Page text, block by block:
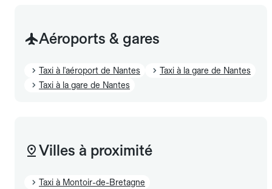
Aéroports & gares
Taxi à l'aéroport de Nantes
Taxi à la gare de Nantes
Taxi à la gare de Nantes
Villes à proximité
Taxi à Montoir-de-Bretagne